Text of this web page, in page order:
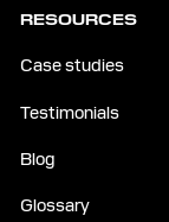
RESOURCES
Case studies
Testimonials
Blog
Glossary